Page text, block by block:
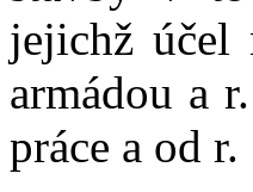
jejichž účel
armádou a
práce a od